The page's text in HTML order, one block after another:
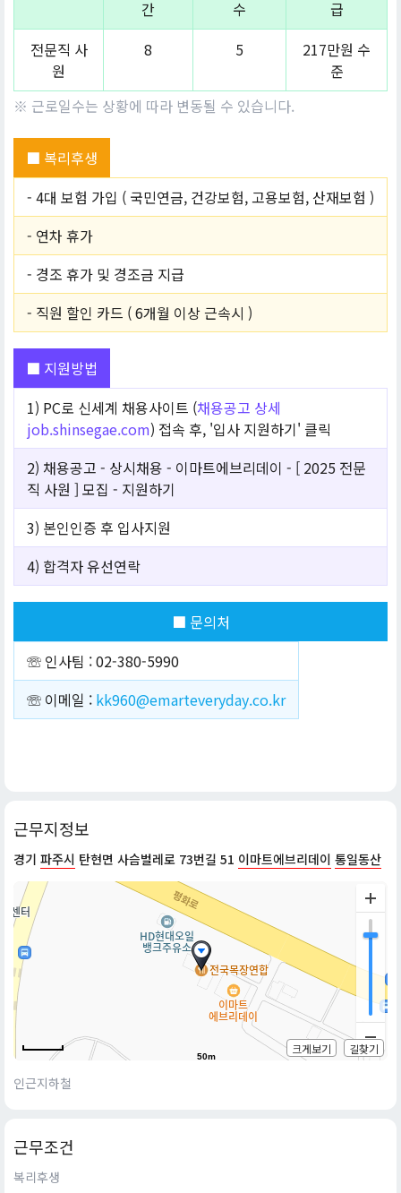
간 수
급
전문직 사
원
8 5
217만원 수
준
※ 근로일수는 상황에 따라 변동될 수 있습니다.
■ 복리후생
- 4대 보험 가입 ( 국민연금, 건강보험, 고용보험, 산재보험 )
- 연차 휴가
- 경조 휴가 및 경조금 지급
- 직원 할인 카드 ( 6개월 이상 근속시 )
■ 지원방법
1) PC로 신세계 채용사이트 (채용공고 상세
job.shinsegae.com) 접속 후, '입사 지원하기' 클릭
2) 채용공고 - 상시채용 - 이마트에브리데이 - [ 2025 전문
직 사원 ] 모집 - 지원하기
3) 본인인증 후 입사지원
4) 합격자 유선연락
■ 문의처
☏ 인사팀 : 02-380-5990
☏ 이메일 : kk960@emarteveryday.co.kr
근무지정보
경기 파주시 탄현면 사슴벌레로 73번길 51 이마트에브리데이 통일동산
50m
크게보기 길찾기
인근지하철
근무조건
복리후생